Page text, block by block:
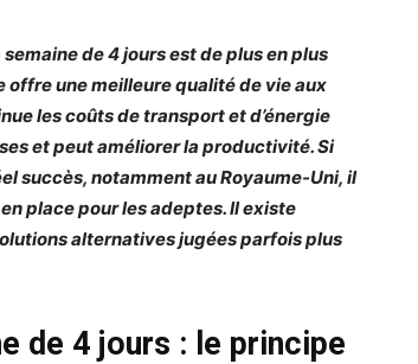
de 4 jours est de plus en plus
offre une meilleure qualité de vie aux
les coûts de transport et d’énergie
et peut améliorer la productivité. Si
succès, notamment au Royaume-Uni, il
place pour les adeptes. Il existe
alternatives jugées parfois plus
de 4 jours : le principe